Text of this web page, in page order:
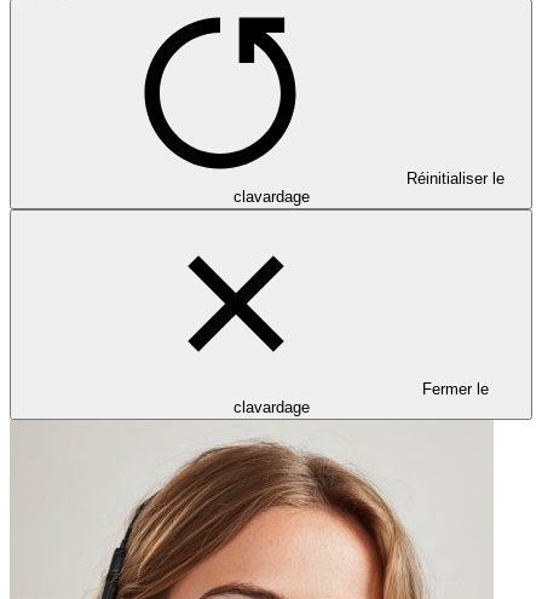
Réinitialiser le
clavardage
Fermer le
clavardage